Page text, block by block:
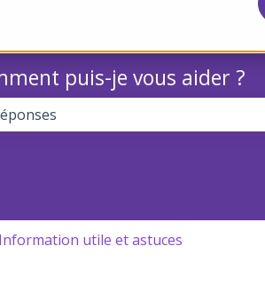
puis-je vous aider ?
Information utile et astuces